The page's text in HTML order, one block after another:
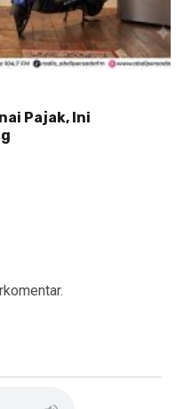
Pajak, Ini